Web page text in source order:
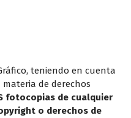
teniendo en cuenta
de derechos
fotocopias de cualquier
o derechos de